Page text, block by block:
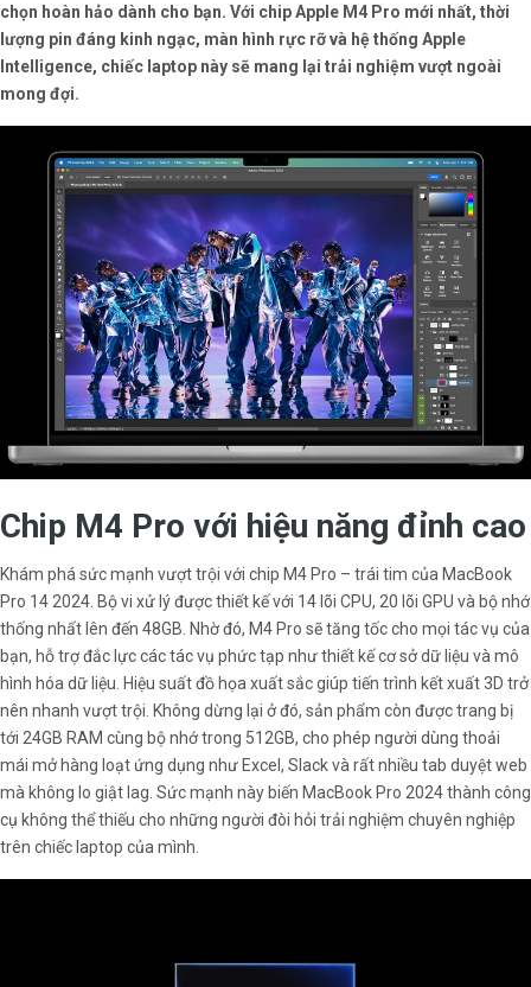
chọn hoàn hảo dành cho bạn. Với chip Apple M4 Pro mới nhất, thời
lượng pin đáng kinh ngạc, màn hình rực rỡ và hệ thống Apple
Intelligence, chiếc laptop này sẽ mang lại trải nghiệm vượt ngoài
mong đợi.
Chip M4 Pro với hiệu năng đỉnh cao
Khám phá sức mạnh vượt trội với chip M4 Pro – trái tim của MacBook
Pro 14 2024. Bộ vi xử lý được thiết kế với 14 lõi CPU, 20 lõi GPU và bộ nhớ
thống nhất lên đến 48GB. Nhờ đó, M4 Pro sẽ tăng tốc cho mọi tác vụ của
bạn, hỗ trợ đắc lực các tác vụ phức tạp như thiết kế cơ sở dữ liệu và mô
hình hóa dữ liệu. Hiệu suất đồ họa xuất sắc giúp tiến trình kết xuất 3D trở
nên nhanh vượt trội. Không dừng lại ở đó, sản phẩm còn được trang bị
tới 24GB RAM cùng bộ nhớ trong 512GB, cho phép người dùng thoải
mái mở hàng loạt ứng dụng như Excel, Slack và rất nhiều tab duyệt web
mà không lo giật lag. Sức mạnh này biến MacBook Pro 2024 thành công
cụ không thể thiếu cho những người đòi hỏi trải nghiệm chuyên nghiệp
trên chiếc laptop của mình.